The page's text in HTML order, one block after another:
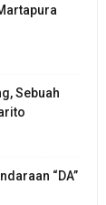
Sebuah
“DA”